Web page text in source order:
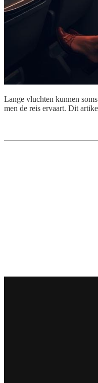
Lange vluchten kunnen
men de reis ervaart. Dit